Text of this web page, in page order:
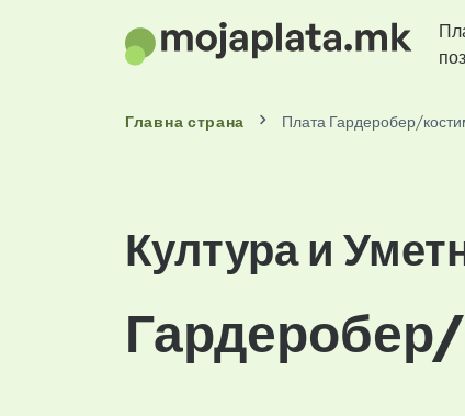
Главна страна Плата Гардеробер/
Култура и